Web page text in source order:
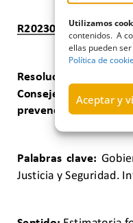
Utilizamos
contenidos. A
ellas pueden
Política de
Aceptar y